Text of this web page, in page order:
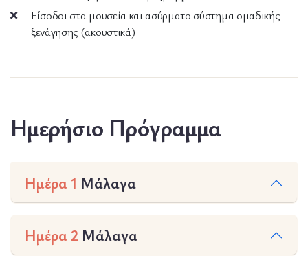
Είσοδοι στα μουσεία και ασύρματο σύστημα ομαδικής
ξενάγησης (ακουστικά)
Ημερήσιο Πρόγραμμα
Ημέρα 1 Μάλαγα
Ημέρα 2 Μάλαγα